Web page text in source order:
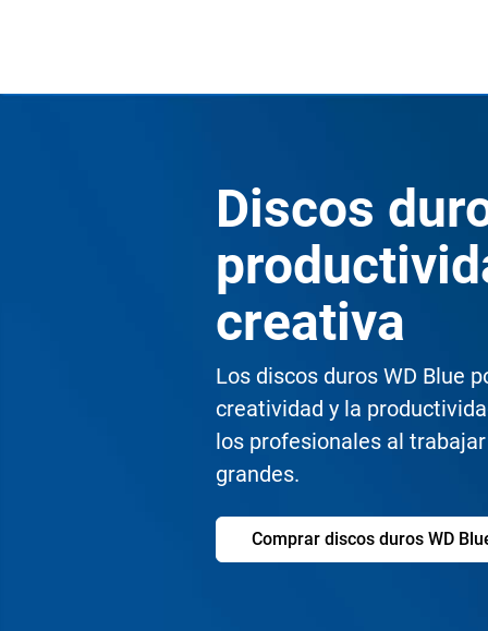
Discos
creativa
Los discos duros WD Blue
creatividad y la
los profesionales al
grandes.
Comprar discos duros WD